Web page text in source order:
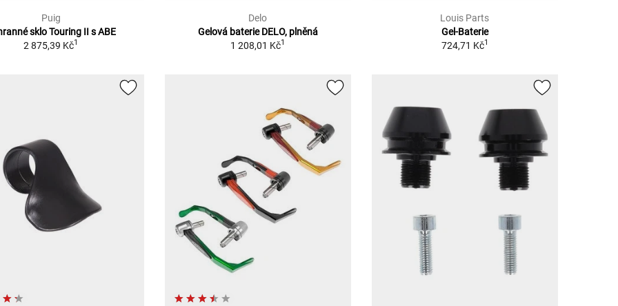
Puig
sklo Touring II s ABE
2 875,39 Kč1
Delo
Gelová baterie DELO, plněná
1 208,01 Kč1
Louis Parts
Gel-Baterie
724,71 Kč1